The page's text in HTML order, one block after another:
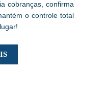
cobranças, confirma
o controle total